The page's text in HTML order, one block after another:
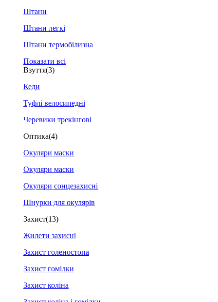
Штани
Штани легкі
Штани термобілизна
Показати всі
Взуття(3)
Кеди
Туфлі велосипедні
Черевики трекінгові
Оптика(4)
Окуляри маски
Окуляри маски
Окуляри сонцезахисні
Шнурки для окулярів
Захист(13)
Жилети захисні
Захист голеностопа
Захист гомілки
Захист коліна